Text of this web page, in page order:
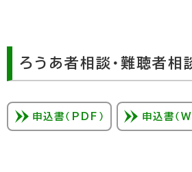
ろうあ者相談・難聴者相
申込書（PDF） 申込書（